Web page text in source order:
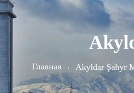
Главная Akyldar Şahyr